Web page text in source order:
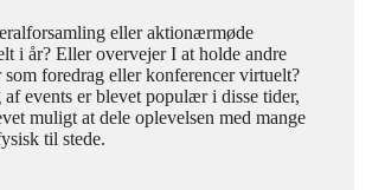
eller aktionærmøde
i år? Eller overvejer I at holde andre
som foredrag eller konferencer virtuelt?
events er blevet populær i disse tider,
muligt at dele oplevelsen med mange
til stede.